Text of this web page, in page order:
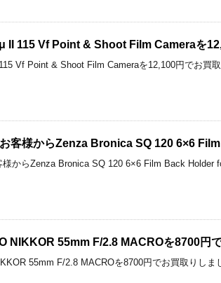
II 115 Vf Point & Shoot Film Cameraを
Vf Point & Shoot Film Cameraを12,100円でお買
客様からZenza Bronica SQ 120 6×6
からZenza Bronica SQ 120 6×6 Film Back
NIKKOR 55mm F/2.8 MACROを8700円
55mm F/2.8 MACROを8700円でお買取りし